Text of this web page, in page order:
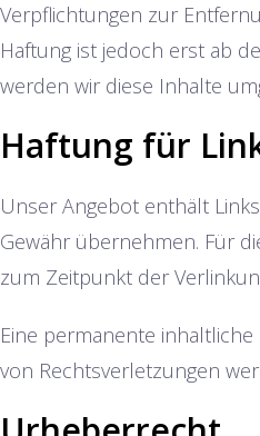
Verpflichtungen zur
Haftung ist jedoch erst ab
werden wir diese Inhalte
Haftung für
Unser Angebot enthält
Gewähr übernehmen. Für
zum Zeitpunkt der
Eine permanente
von Rechtsverletzungen